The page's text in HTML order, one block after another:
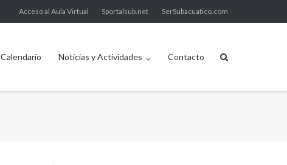
Acceso al Aula Virtual Sportalsub.net SerSubacuatico.com
Calendario Noticias y Actividades Contacto